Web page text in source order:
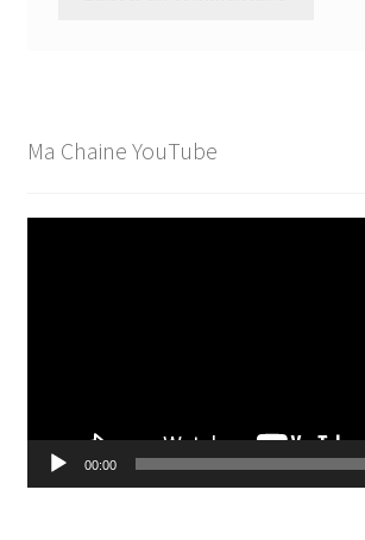
Ma Chaine YouTube
00:00